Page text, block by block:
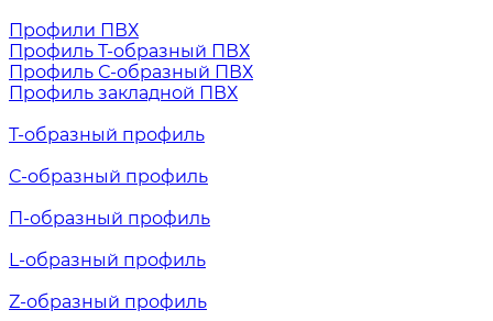
Профили ПВХ
Профиль Т-образный ПВХ
Профиль С-образный ПВХ
Профиль закладной ПВХ
Т-образный профиль
С-образный профиль
П-образный профиль
L-образный профиль
Z-образный профиль